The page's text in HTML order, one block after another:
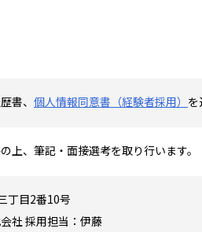
書、 個人情報同意書（経験者採用） を
上、筆記・面接選考を取り行います。
丁目2番10号
社 採用担当：伊藤